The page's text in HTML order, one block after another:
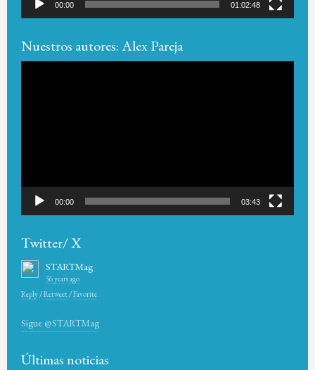
00:00 01:02:48
Nuestros autores: Alex Pareja
00:00 03:43
Twitter/ X
STARTMag
56 years ago
Reply/Retweet/Favorite
Sigue @STARTMag
Últimas noticias